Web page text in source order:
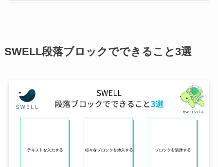
SWELL段落ブロックでできること3選